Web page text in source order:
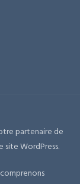
partenaire de
site WordPress.